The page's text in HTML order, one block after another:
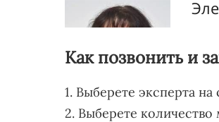
Как позвонить и
1. Выберете эксперта на
2. Выберете